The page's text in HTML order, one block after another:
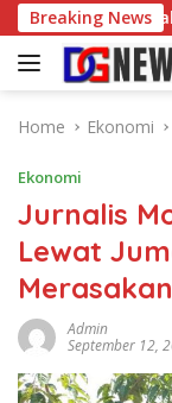
Skip
to
content
Breaking News
Ajang Cetak
Home Ekonomi
Ekonomi
Jurnalis
Lewat
Admin
September 12,